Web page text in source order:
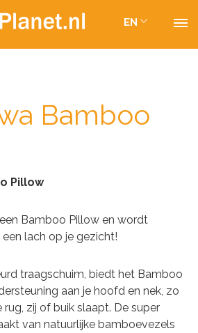
EN
Bamboo
Pillow
Bamboo Pillow en wordt
lach op je gezicht!
traagschuim, biedt het Bamboo
aan je hoofd en nek, zo
zij of buik slaapt. De super
van natuurlijke bamboevezels